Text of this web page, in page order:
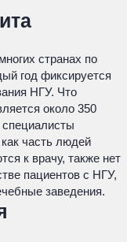
странах по
год фиксируется
НГУ. Что
около 350
часть людей
к врачу, также нет
пациентов с НГУ,
заведения.